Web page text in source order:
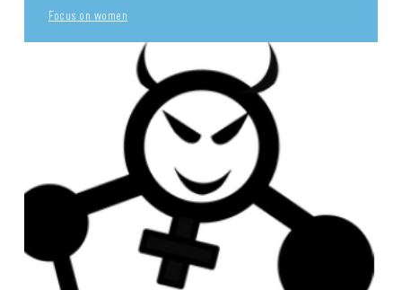
Focus on women